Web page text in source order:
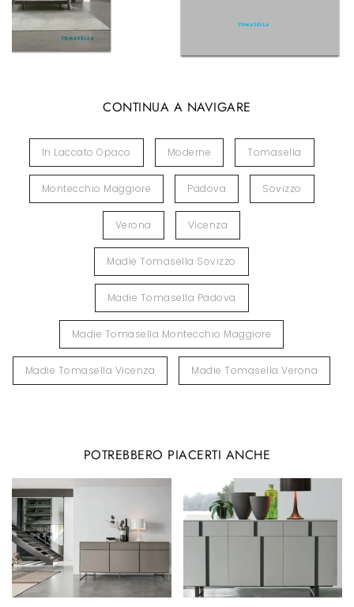
CONTINUA A NAVIGARE
In Laccato Opaco Moderne Tomasella
Montecchio Maggiore Padova Sovizzo
Verona Vicenza
Madie Tomasella Sovizzo
Madie Tomasella Padova
Madie Tomasella Montecchio Maggiore
Madie Tomasella Vicenza Madie Tomasella Verona
POTREBBERO PIACERTI ANCHE